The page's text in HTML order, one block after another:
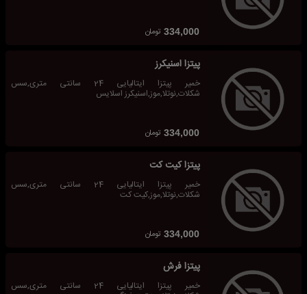
334,000 تومان
پیتزا اسنیکرز
خمیر پیتزا ایتالیایی 24 سانتی متری,سس
شکلات,نوتلا,موز,اسنیکرز اسلایس
334,000 تومان
پیتزا کیت کت
خمیر پیتزا ایتالیایی 24 سانتی متری,سس
شکلات,نوتلا,موز,کیت کت
334,000 تومان
پیتزا فرش
خمیر پیتزا ایتالیایی 24 سانتی متری,سس